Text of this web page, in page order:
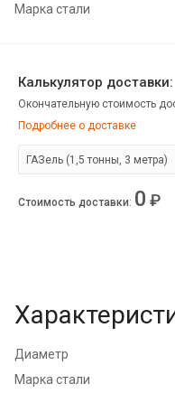
Марка стали
Калькулятор доставки:
Окончательную стоимость
Подробнее о доставке
Стоимость доставки: 0 ₽
Диаметр
Марка стали